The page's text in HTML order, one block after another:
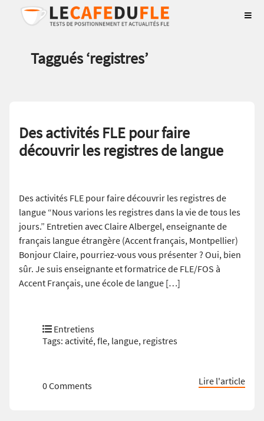
Taggués ‘registres’
Des activités FLE pour faire
découvrir les registres de langue
Des activités FLE pour faire découvrir les registres de
langue “Nous varions les registres dans la vie de tous les
jours.” Entretien avec Claire Albergel, enseignante de
français langue étrangère (Accent français, Montpellier)
Bonjour Claire, pourriez-vous vous présenter ? Oui, bien
sûr. Je suis enseignante et formatrice de FLE/FOS à
Accent Français, une école de langue […]
Entretiens
Tags: activité,fle, langue, registres
0 Comments Lire l'article